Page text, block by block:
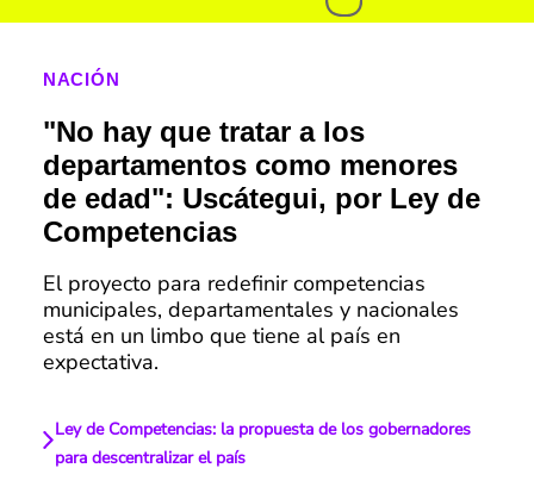
NACIÓN
"No hay que tratar a los
departamentos como menores
de edad": Uscátegui, por Ley de
Competencias
El proyecto para redefinir competencias
municipales, departamentales y nacionales
está en un limbo que tiene al país en
expectativa.
Ley de Competencias: la propuesta de los gobernadores
para descentralizar el país